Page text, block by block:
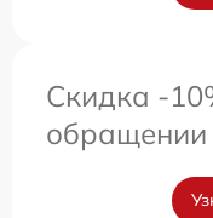
Скидка -
обращении